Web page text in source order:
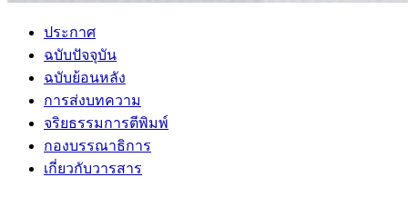
ประกาศ
ฉบับปัจจุบัน
ฉบับย้อนหลัง
การส่งบทความ
จริยธรรมการตีพิมพ์
กองบรรณาธิการ
เกี่ยวกับวารสาร